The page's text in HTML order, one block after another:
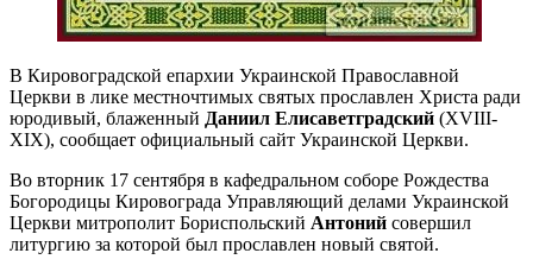
В Кировоградской епархии Украинской Православной
Церкви в лике местночтимых святых прославлен Христа ради
юродивый, блаженный Даниил Елисаветградский (XVIII-
XIX), сообщает официальный сайт Украинской Церкви.
Во вторник 17 сентября в кафедральном соборе Рождества
Богородицы Кировограда Управляющий делами Украинской
Церкви митрополит Бориспольский Антоний совершил
литургию за которой был прославлен новый святой.